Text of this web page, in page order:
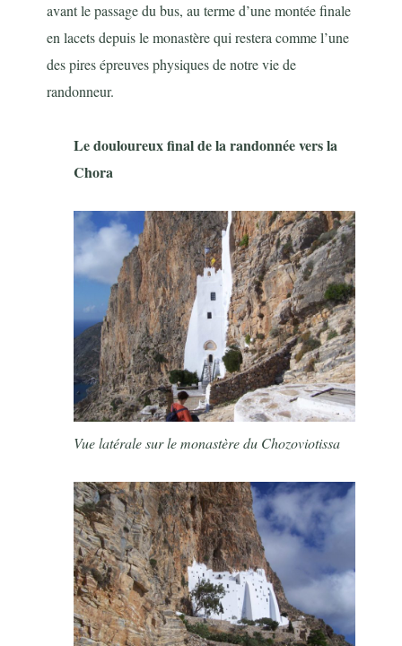
avant le passage du bus, au terme d’une montée finale
en lacets depuis le monastère qui restera comme l’une
des pires épreuves physiques de notre vie de
randonneur.
Le douloureux final de la randonnée vers la
Chora
Vue latérale sur le monastère du Chozoviotissa